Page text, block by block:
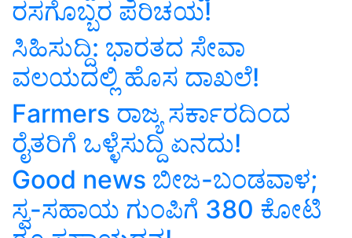
ರಸಗೊಬ್ಬರ ಪರಿಚಯ!
ಸಿಹಿಸುದ್ದಿ: ಭಾರತದ ಸೇವಾ
ವಲಯದಲ್ಲಿ ಹೊಸ ದಾಖಲೆ!
Farmers ರಾಜ್ಯ ಸರ್ಕಾರದಿಂದ
ರೈತರಿಗೆ ಒಳ್ಳೆಸುದ್ದಿ ಏನದು!
Good news ಬೀಜ-ಬಂಡವಾಳ;
ಸ್ವ-ಸಹಾಯ ಗುಂಪಿಗೆ 380 ಕೋಟಿ